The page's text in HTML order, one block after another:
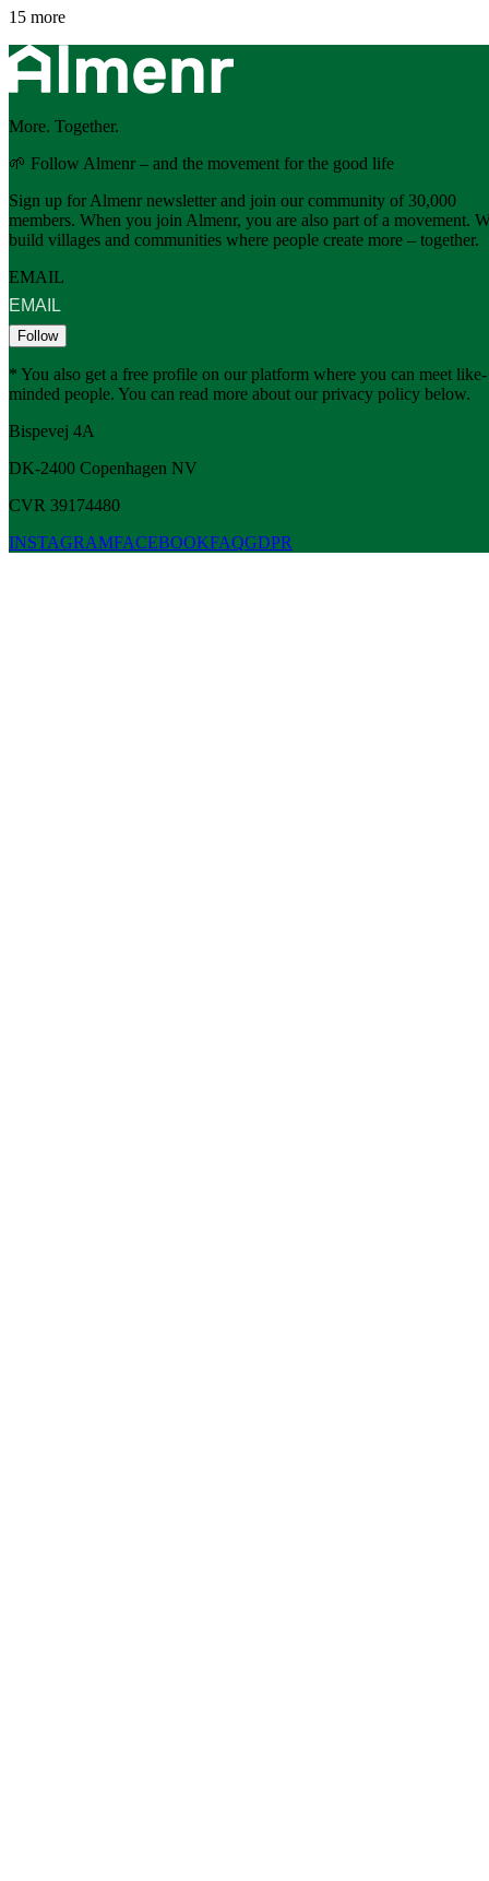
15 more
More. Together.
🌱 Follow Almenr – and the movement for the good life
Sign up for Almenr newsletter and join our community of 30,000
members. When you join Almenr, you are also part of a movement.
build villages and communities where people create more – together.
EMAIL
Follow
* You also get a free profile on our platform where you can meet like-
minded people. You can read more about our privacy policy below.
Bispevej 4A
DK-2400 Copenhagen NV
CVR 39174480
INSTAGRAMFACEBOOKFAQGDPR